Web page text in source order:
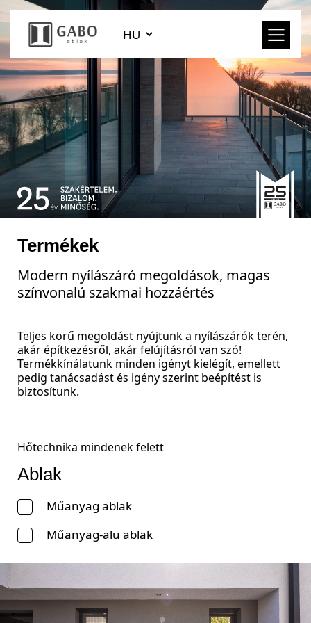
Termékek
Modern nyílászáró megoldások, magas
színvonalú szakmai hozzáértés
Teljes körű megoldást nyújtunk a nyílászárók terén,
akár építkezésről, akár felújításról van szó!
Termékkínálatunk minden igényt kielégít, emellett
pedig tanácsadást és igény szerint beépítést is
biztosítunk.
Hőtechnika mindenek felett
Ablak
Műanyag ablak
Műanyag-alu ablak